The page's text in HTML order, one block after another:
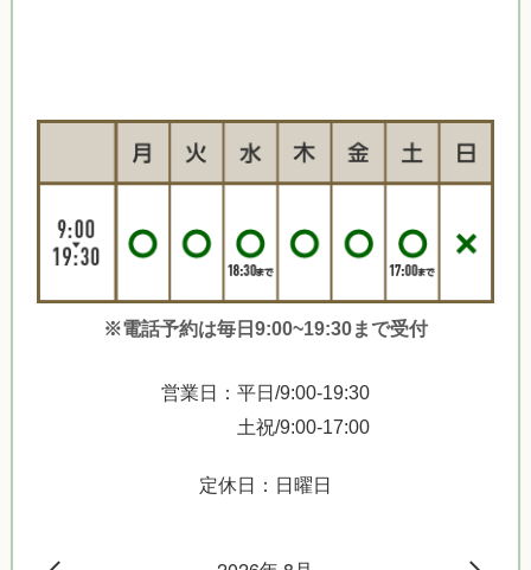
※電話予約は毎日9:00~19:30まで受付
営業日：平日/9:00-19:30
土祝/9:00-17:00
定休日：日曜日